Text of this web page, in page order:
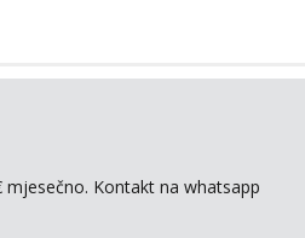
Kontakt na whatsapp